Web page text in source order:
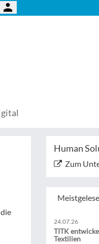
Human
Zum
24.07.26
TITK
Textilien